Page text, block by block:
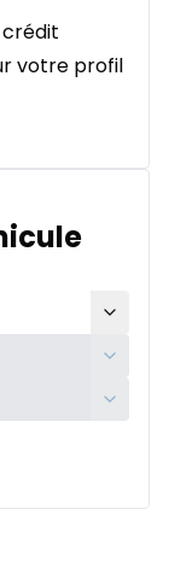
votre profil